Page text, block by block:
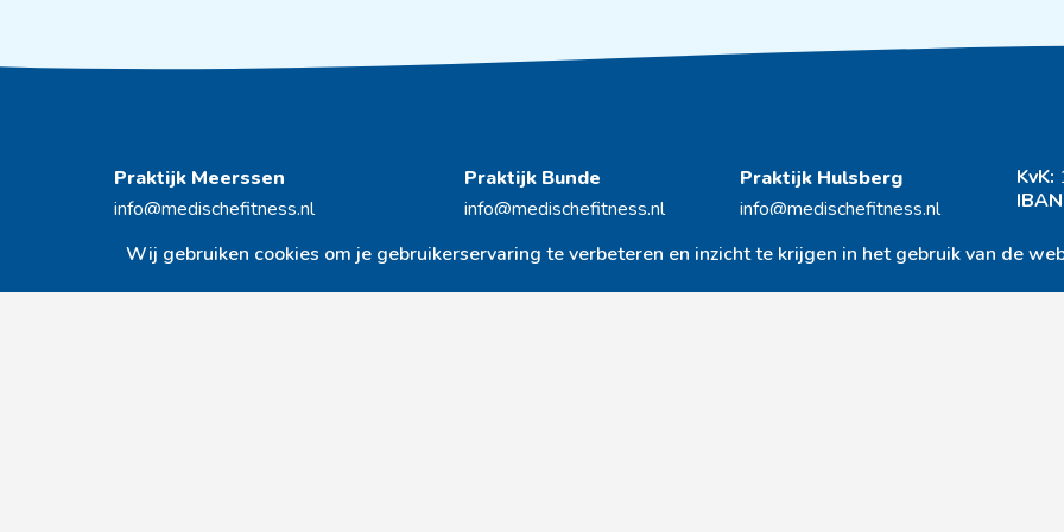
Praktijk Meerssen
info@medischefitness.nl
Pastoor Nicolaes Creftenstraat 4
6231 HH Meerssen
Praktijk Bunde
info@medischefitness.nl
Papenweg 49
6241 BR Bunde
Praktijk Hulsberg
info@medischefitness.nl
Schoolstraat 8
6336 AR Hulsberg
KvK:
Wij gebruiken cookies om je gebruikerservaring te verbeteren en inzicht te krijgen in het gebruik van de